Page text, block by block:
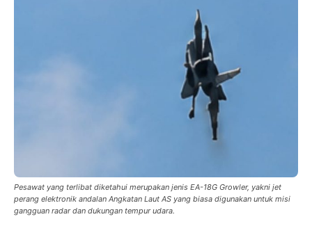
Pesawat yang terlibat diketahui merupakan jenis EA-18G Growler, yakni jet
perang elektronik andalan Angkatan Laut AS yang biasa digunakan untuk misi
gangguan radar dan dukungan tempur udara.